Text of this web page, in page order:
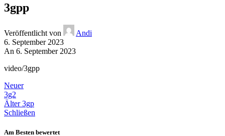
3gpp
Veröffentlicht von
Andi
6. September 2023
An 6. September 2023
video/3gpp
Neuer
3g2
Älter 3gp
Schließen
Am Besten bewertet